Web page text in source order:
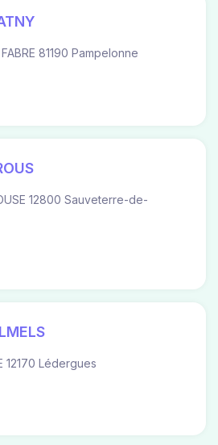
FABRE 81190 Pampelonne
12800 Sauveterre-de-
12170 Lédergues